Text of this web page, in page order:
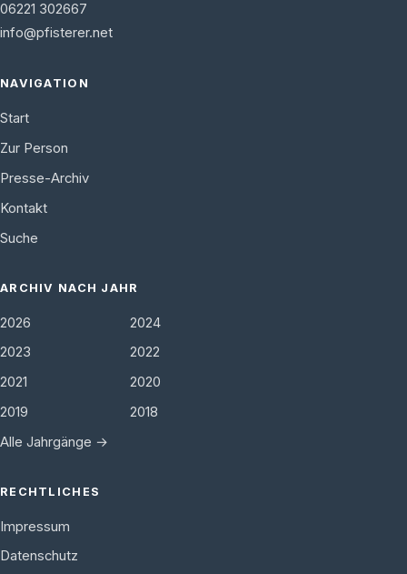
06221 302667
info@pfisterer.net
NAVIGATION
Start
Zur Person
Presse-Archiv
Kontakt
Suche
ARCHIV NACH JAHR
2026
2024
2023
2022
2021
2020
2019
2018
Alle Jahrgänge →
RECHTLICHES
Impressum
Datenschutz